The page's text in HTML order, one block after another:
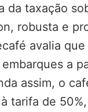
da taxação
robusta e
avalia que
a
assim, o
tarifa de